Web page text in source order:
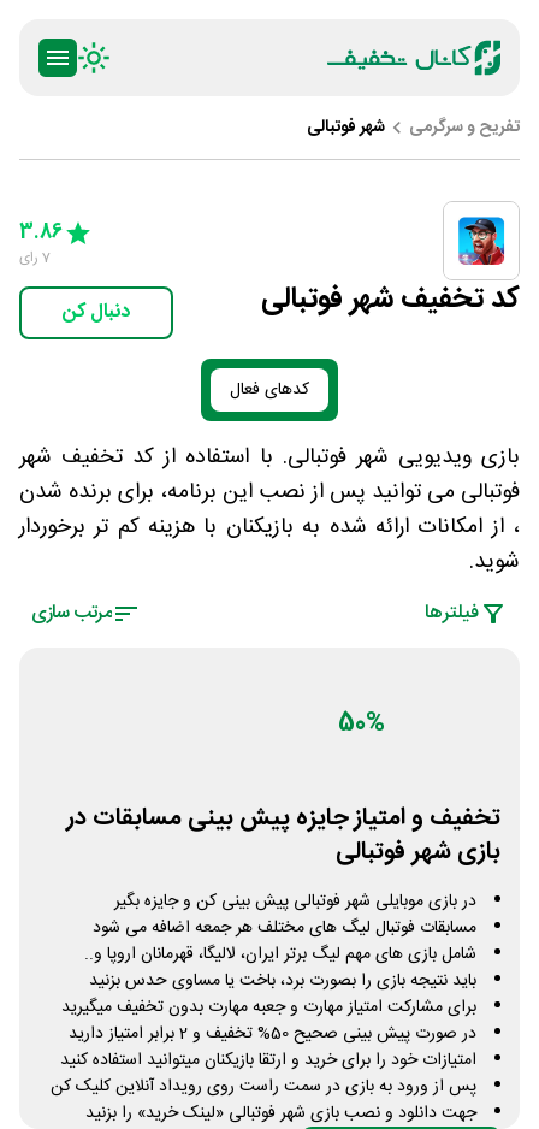
تفریح و سرگرمی شهر فوتبالی
کد تخفیف شهر فوتبالی
3 Stars
4 Stars
5 Stars
3.86
7 رای
دنبال کن
کدهای فعال
بازی ویدیویی شهر فوتبالی. با استفاده از کد تخفیف شهر
فوتبالی می توانید پس از نصب این برنامه، برای برنده شدن
، از امکانات ارائه شده به بازیکنان با هزینه کم تر برخوردار
شوید.
فیلتر‌ها مرتب سازی
50%
تخفیف و امتیاز جایزه پیش بینی مسابقات در
بازی شهر فوتبالی
در بازی موبایلی شهر فوتبالی پیش بینی کن و جایزه بگیر
مسابقات فوتبال لیگ های مختلف هر جمعه اضافه می شود
شامل بازی های مهم لیگ برتر ایران، لالیگا، قهرمانان اروپا و..
باید نتیجه بازی را بصورت برد، باخت یا مساوی حدس بزنید
برای مشارکت امتیاز مهارت و جعبه مهارت بدون تخفیف میگیرید
در صورت پیش بینی صحیح 50% تخفیف و 2 برابر امتیاز دارید
امتیازات خود را برای خرید و ارتقا بازیکنان میتوانید استفاده کنید
پس از ورود به بازی در سمت راست روی رویداد آنلاین کلیک کن
جهت دانلود و نصب بازی شهر فوتبالی «لینک خرید» را بزنید